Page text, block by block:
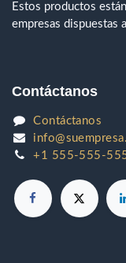
Estos productos
empresas dispuestas
Contáctanos
Contáctanos
+1 555-555-